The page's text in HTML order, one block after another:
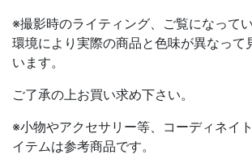
※撮影時のライティング、ご覧になって
環境により実際の商品と色味が異なって
います。
ご了承の上お買い求め下さい。
※小物やアクセサリー等、コーディネイ
イテムは参考商品です。